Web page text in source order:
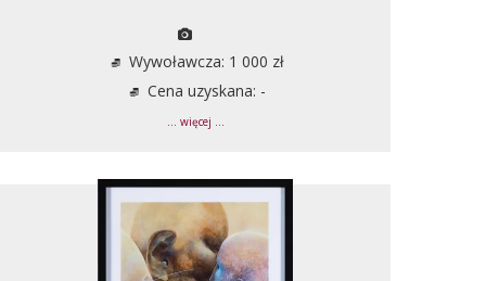
Wywoławcza: 1 000 zł
Cena uzyskana: -
... więcej ...